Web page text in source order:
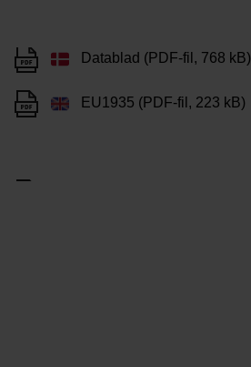
Datablad (PDF-fil, 768 kB)
EU1935 (PDF-fil, 223 kB)